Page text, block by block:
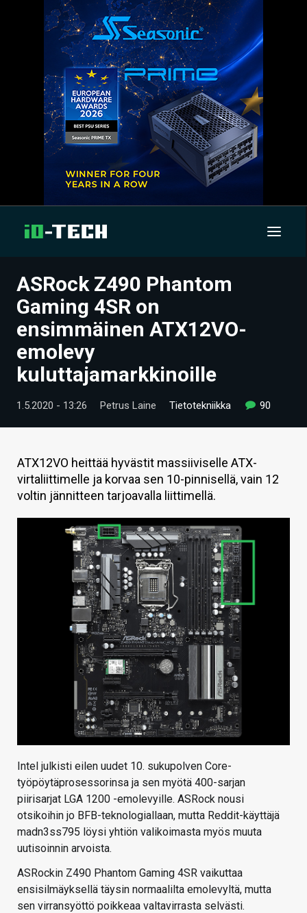
UUTISET
ARTIKKELIT
VIDEOT
TECHBBS
TIETOA
KAUPPA
VAIHDA TEEMA
ASRock Z490 Phantom
Gaming 4SR on
ensimmäinen ATX12VO-
emolevy
kuluttajamarkkinoille
1.5.2020 - 13:26 Petrus Laine Tietotekniikka 90
ATX12VO heittää hyvästit massiiviselle ATX-
virtaliittimelle ja korvaa sen 10-pinnisellä, vain 12
voltin jännitteen tarjoavalla liittimellä.
Intel julkisti eilen uudet 10. sukupolven Core-
työpöytäprosessorinsa ja sen myötä 400-sarjan
piirisarjat LGA 1200 -emolevyille. ASRock nousi
otsikoihin jo BFB-teknologiallaan, mutta Reddit-käyttäjä
madn3ss795 löysi yhtiön valikoimasta myös muuta
uutisoinnin arvoista.
ASRockin Z490 Phantom Gaming 4SR vaikuttaa
ensisilmäyksellä täysin normaalilta emolevyltä, mutta
sen virransyöttö poikkeaa valtavirrasta selvästi.